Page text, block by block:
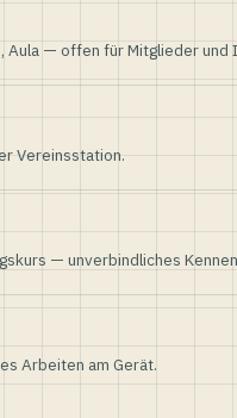
Aula — offen für Mitglieder und
Vereinsstation.
— unverbindliches
Arbeiten am Gerät.